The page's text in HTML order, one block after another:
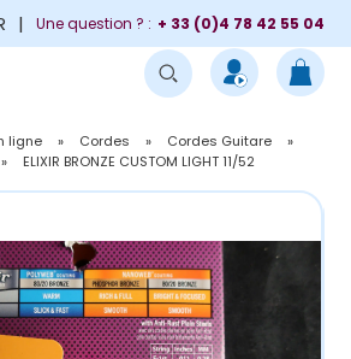
Une question ? : + 33 (0)4 78 42 55 04
ligne » Cordes » Cordes Guitare
»
» ELIXIR BRONZE CUSTOM LIGHT 11/52